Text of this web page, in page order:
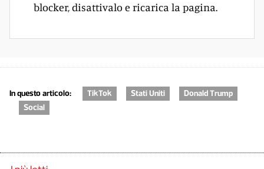
blocker, disattivalo e ricarica la pagina.
In questo articolo: TikTok Stati Uniti
Donald Trump
Social